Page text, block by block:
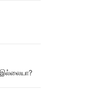
இல்லையா?